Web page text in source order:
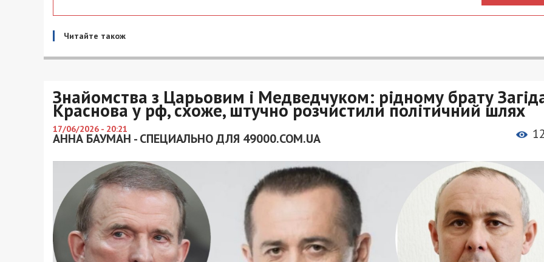
Читайте також
Знайомства з Царьовим і Медведчуком: рідному брату
Краснова у рф, схоже, штучно розчистили політичний шлях
17/06/2026 - 20:21
АННА БАУМАН - СПЕЦИАЛЬНО ДЛЯ 49000.COM.UA